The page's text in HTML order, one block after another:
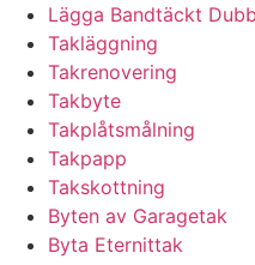
Lägga Bandtäckt
Takläggning
Takrenovering
Takbyte
Takplåtsmålning
Takpapp
Takskottning
Byten av Garagetak
Byta Eternittak